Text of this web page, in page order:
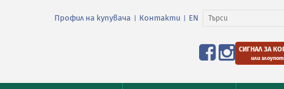
Профил на купувача Контакти EN
СИГНАЛ ЗА
или